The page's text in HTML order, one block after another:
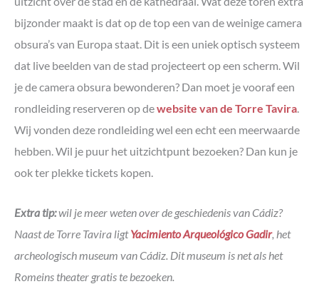
bijzonder maakt is dat op de top een van de weinige camera
obsura’s van Europa staat. Dit is een uniek optisch systeem
dat live beelden van de stad projecteert op een scherm. Wil
je de camera obsura bewonderen? Dan moet je vooraf een
rondleiding reserveren op dewebsite van de Torre Tavira.
Wij vonden deze rondleiding wel een echt een meerwaarde
hebben. Wil je puur het uitzichtpunt bezoeken? Dan kun je
ook ter plekke tickets kopen.
Extra tip:wil je meer weten over de geschiedenis van Cádiz?
Naast de Torre Tavira ligtYacimiento Arqueológico Gadir, het
archeologisch museum van Cádiz. Dit museum is net als het
Romeins theater gratis te bezoeken.